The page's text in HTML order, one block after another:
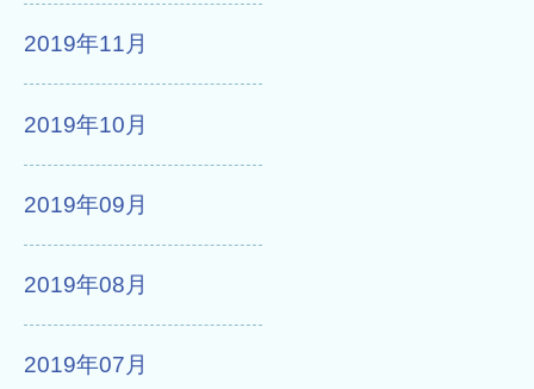
2019年11月
2019年10月
2019年09月
2019年08月
2019年07月